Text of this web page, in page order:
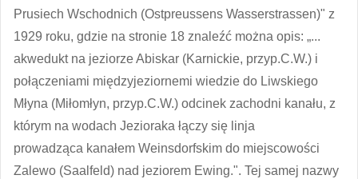
Prusiech Wschodnich (Ostpreussens Wasserstrassen)" z
1929 roku, gdzie na stronie 18 znaleźć można opis: „...
akwedukt na jeziorze Abiskar (Karnickie, przyp.C.W.) i
połączeniami międzyjeziornemi wiedzie do Liwskiego
Młyna (Miłomłyn, przyp.C.W.) odcinek zachodni kanału, z
którym na wodach Jezioraka łączy się linja
prowadząca kanałem Weinsdorfskim do miejscowości
Zalewo (Saalfeld) nad jeziorem Ewing.". Tej samej nazwy